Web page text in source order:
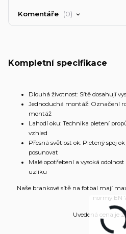
Komentáře 0
Kompletní specifikace
Dlouhá životnost: Sítě dosahují
Jednoduchá montáž: Označení
montáž
Lahodí oku: Technika pletení
vzhled
Přesná světlost ok: Pletený spoj
posunovat
Malé opotřebení a vysoká
uzlíku
Naše brankové sítě na fotbal mají
normy EN
Uvedená cena je